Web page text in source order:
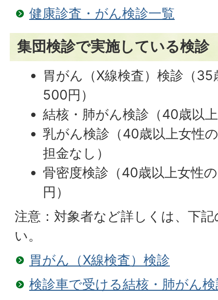
健康診査・がん検診一覧
集団検診で実施している検診
胃がん（X線検査）検診（
500円）
結核・肺がん検診（40歳以
乳がん検診（40歳以上女性
担金なし）
骨密度検診（40歳以上女性
円）
注意：対象者など詳しくは、下
い。
胃がん（X線検査）検診
検診車で受ける結核・肺がん